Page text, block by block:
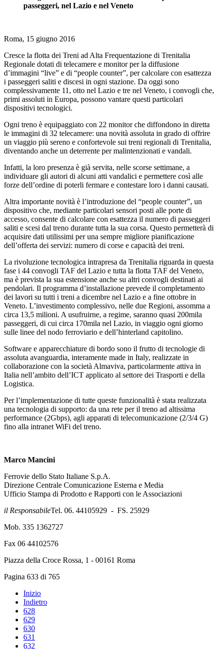
passeggeri, nel Lazio e nel Veneto
Roma, 15 giugno 2016
Cresce la flotta dei Treni ad Alta Frequentazione di Trenitalia
Regionale dotati di telecamere e monitor per la diffusione
d’immagini “live” e di “people counter”, per calcolare con esattezza
i passeggeri saliti e discesi in ogni stazione. Da oggi sono
complessivamente 11, otto nel Lazio e tre nel Veneto, i convogli che,
primi assoluti in Europa, possono vantare questi particolari
dispositivi tecnologici.
Ogni treno è equipaggiato con 22 monitor che diffondono in diretta
le immagini di 32 telecamere: una novità assoluta in grado di offrire
un viaggio più sereno e confortevole sui treni regionali di Trenitalia,
diventando anche un deterrente per malintenzionati e vandali.
Infatti, la loro presenza è già servita, nelle scorse settimane, a
individuare gli autori di alcuni atti vandalici e permettere così alle
forze dell’ordine di poterli fermare e contestare loro i danni causati.
Altra importante novità è l’introduzione del “people counter”, un
dispositivo che, mediante particolari sensori posti alle porte di
accesso, consente di calcolare con esattezza il numero di passeggeri
saliti e scesi dal treno durante tutta la sua corsa. Questo permetterà di
acquisire dati utilissimi per una sempre migliore pianificazione
dell’offerta dei servizi: numero di corse e capacità dei treni.
La rivoluzione tecnologica intrapresa da Trenitalia riguarda in questa
fase i 44 convogli TAF del Lazio e tutta la flotta TAF del Veneto,
ma è prevista la sua estensione anche su altri convogli destinati ai
pendolari. Il programma d’installazione prevede il completamento
dei lavori su tutti i treni a dicembre nel Lazio e a fine ottobre in
Veneto. L’investimento complessivo, nelle due Regioni, assomma a
circa 13,5 milioni. A usufruirne, a regime, saranno quasi 200mila
passeggeri, di cui circa 170mila nel Lazio, in viaggio ogni giorno
sulle linee del nodo ferroviario e dell’hinterland capitolino.
Software e apparecchiature di bordo sono il frutto di tecnologie di
assoluta avanguardia, interamente made in Italy, realizzate in
collaborazione con la società Almaviva, particolarmente attiva in
Italia nell’ambito dell’ICT applicato al settore dei Trasporti e della
Logistica.
Per l’implementazione di tutte queste funzionalità è stata realizzata
una tecnologia di supporto: da una rete per il treno ad altissima
performance (2Gbps), agli apparati di telecomunicazione (2/3/4 G)
fino alla intranet WiFi del treno.
Marco Mancini
Ferrovie dello Stato Italiane S.p.A.
Direzione Centrale Comunicazione Esterna e Media
Ufficio Stampa di Prodotto e Rapporti con le Associazioni
il ResponsabileTel. 06. 44105929 - FS. 25929
Mob. 335 1362727
Fax 06 44102576
Piazza della Croce Rossa, 1 - 00161 Roma
Pagina 633 di 765
Inizio
Indietro
628
629
630
631
632